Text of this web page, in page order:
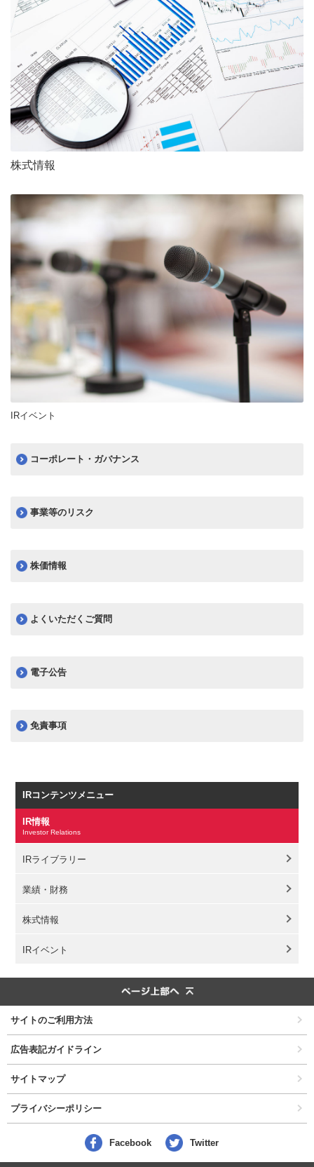
IRコンテンツメニュー
IR情報
Investor Relations
IRライブラリー
業績・財務
株式情報
IRイベント
株式情報
IRイベント
コーポレート・ガバナンス
事業等のリスク
株価情報
よくいただくご質問
電子公告
免責事項
サイトのご利用方法
広告表記ガイドライン
サイトマップ
プライバシーポリシー
Facebook Twitter